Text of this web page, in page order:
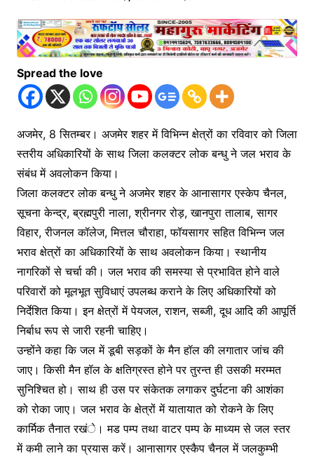
Spread the love
अजमेर, 8 सितम्बर। अजमेर शहर में विभिन्न क्षेत्रों का रविवार को जिला
स्तरीय अधिकारियों के साथ जिला कलक्टर लोक बन्धु ने जल भराव के
संबंध में अवलोकन किया।
जिला कलक्टर लोक बन्धु ने अजमेर शहर के आनासागर एस्केप चैनल,
सूचना केन्द्र, ब्रह्मपुरी नाला, श्रीनगर रोड़, खानपुरा तालाब, सागर
विहार, रीजनल कॉलेज, मित्तल चौराहा, फॉयसागर सहित विभिन्न जल
भराव क्षेत्रों का अधिकारियों के साथ अवलोकन किया। स्थानीय
नागरिकों से चर्चा की। जल भराव की समस्या से प्रभावित होने वाले
परिवारों को मूलभूत सुविधाएं उपलब्ध कराने के लिए अधिकारियों को
निर्देशित किया। इन क्षेत्रों में पेयजल, राशन, सब्जी, दूध आदि की आपूर्ति
निर्बाध रूप से जारी रहनी चाहिए।
उन्होंने कहा कि जल में डूबी सड़कों के मैन हॉल की लगातार जांच की
जाए। किसी मैन हॉल के क्षतिग्रस्त होने पर तुरन्त ही उसकी मरम्मत
सुनिश्चित हो। साथ ही उस पर संकेतक लगाकर दुर्घटना की आशंका
को रोका जाए। जल भराव के क्षेत्रों में यातायात को रोकने के लिए
कार्मिक तैनात रखंे। मड पम्प तथा वाटर पम्प के माध्यम से जल स्तर
में कमी लाने का प्रयास करें। आनासागर एस्कैप चैनल में जलकुम्भी